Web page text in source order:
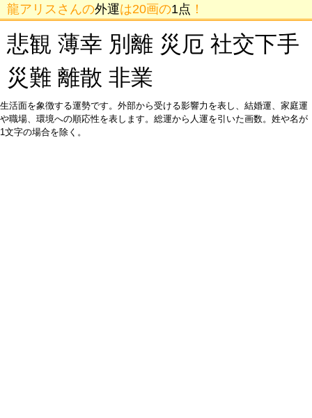
龍アリスさんの外運は20画の1点 ！
悲観 薄幸 別離 災厄 社交下手
災難 離散 非業
生活面を象徴する運勢です。外部から受ける影響力を表し、結婚運、家庭運
や職場、環境への順応性を表します。総運から人運を引いた画数。姓や名が
1文字の場合を除く。